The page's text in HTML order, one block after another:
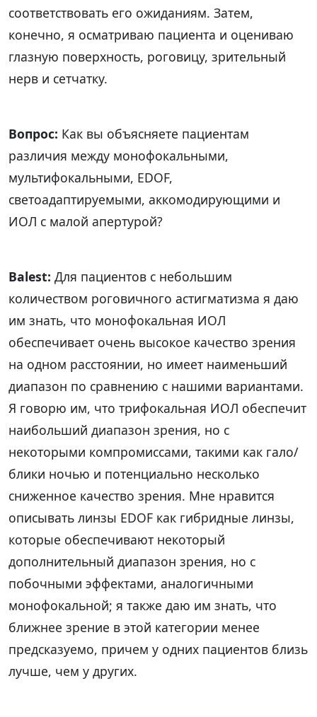
соответствовать его ожиданиям. Затем,
конечно, я осматриваю пациента и оцениваю
глазную поверхность, роговицу, зрительный
нерв и сетчатку.
Вопрос: Как вы объясняете пациентам
различия между монофокальными,
мультифокальными, EDOF,
светоадаптируемыми, аккомодирующими и
ИОЛ с малой апертурой?
Balest: Для пациентов с небольшим
количеством роговичного астигматизма я даю
им знать, что монофокальная ИОЛ
обеспечивает очень высокое качество зрения
на одном расстоянии, но имеет наименьший
диапазон по сравнению с нашими вариантами.
Я говорю им, что трифокальная ИОЛ обеспечит
наибольший диапазон зрения, но с
некоторыми компромиссами, такими как гало/
блики ночью и потенциально несколько
сниженное качество зрения. Мне нравится
описывать линзы EDOF как гибридные линзы,
которые обеспечивают некоторый
дополнительный диапазон зрения, но с
побочными эффектами, аналогичными
монофокальной; я также даю им знать, что
ближнее зрение в этой категории менее
предсказуемо, причем у одних пациентов близь
лучше, чем у других.